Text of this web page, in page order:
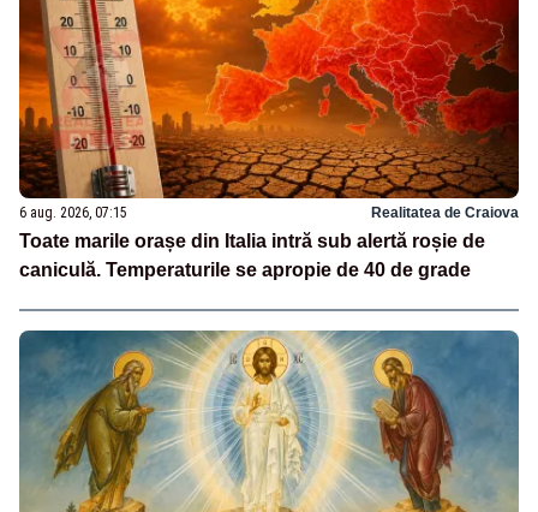
6 aug. 2026, 07:15 Realitatea de Craiova
Toate marile orașe din Italia intră sub alertă roșie de
caniculă. Temperaturile se apropie de 40 de grade